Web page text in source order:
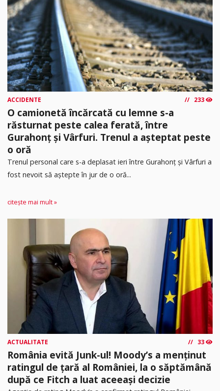
ACCIDENTE 233
O camionetă încărcată cu lemne s-a
răsturnat peste calea ferată, între
Gurahonț și Vârfuri. Trenul a așteptat peste
o oră
Trenul personal care s-a deplasat ieri între Gurahonț și Vârfuri a
fost nevoit să aștepte în jur de o oră...
citește mai mult »
ACTUALITATE 33
România evită Junk-ul! Moody’s a menținut
ratingul de țară al României, la o săptămână
după ce Fitch a luat aceeași decizie